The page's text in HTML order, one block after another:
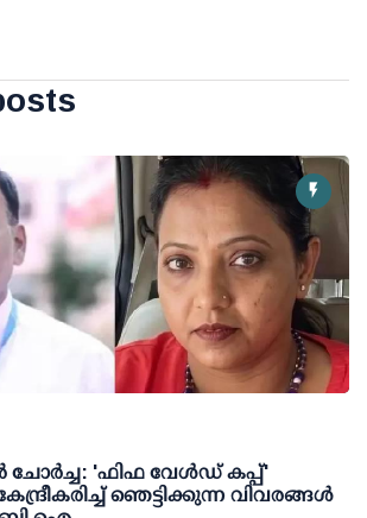
ചോര്‍ച്ച: 'ഫിഫ വേള്‍ഡ് കപ്പ്'
ഞെട്ടിക്കുന്ന വിവരങ്ങള്‍